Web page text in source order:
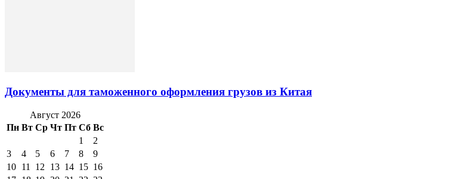
Документы для таможенного оформления грузов из Китая
Август 2026
Пн Вт Ср Чт Пт Сб Вс
1
2
3
4 5 6 7 8
9
10 11 12 13 14 15 16